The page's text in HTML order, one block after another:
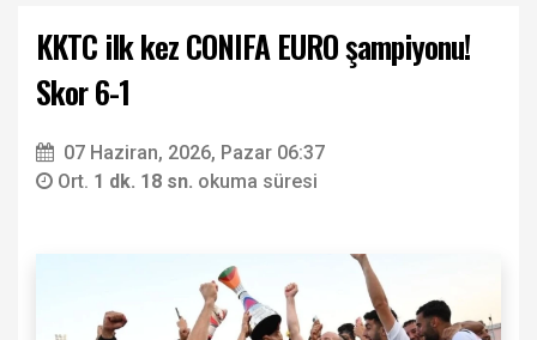
KKTC ilk kez CONIFA EURO şampiyonu!
Skor 6-1
07 Haziran, 2026, Pazar 06:37
Ort. 1 dk. 18 sn. okuma süresi